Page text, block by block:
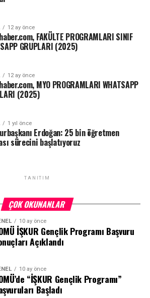
verilmiştir.”
Share
12 ay önce
FAKÜLTE PROGRAMLARI SINIF
GRUPLARI (2025)
12 ay önce
MYO PROGRAMLARI WHATSAPP
(2025)
1 yıl önce
Erdoğan: 25 bin öğretmen
sürecini başlatıyoruz
TANITIM
ÇOK OKUNANLAR
10 ay önce
İŞKUR Gençlik Programı Başvuru
Açıklandı
10 ay önce
“İŞKUR Gençlik Programı”
Başladı